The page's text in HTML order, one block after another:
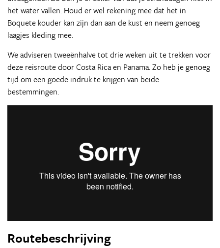
het water vallen. Houd er wel rekening mee dat het in
Boquete kouder kan zijn dan aan de kust en neem genoeg
laagjes kleding mee.
We adviseren tweeënhalve tot drie weken uit te trekken voor
deze reisroute door Costa Rica en Panama. Zo heb je genoeg
tijd om een goede indruk te krijgen van beide
bestemmingen.
Routebeschrijving